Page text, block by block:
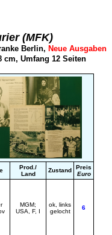
(MFK)
Berlin, Neue Ausgaben
Umfang 12 Seiten
Prod./
Land
Zustand
Preis
Euro
MGM;
USA, F, I
ok, links
gelocht
6